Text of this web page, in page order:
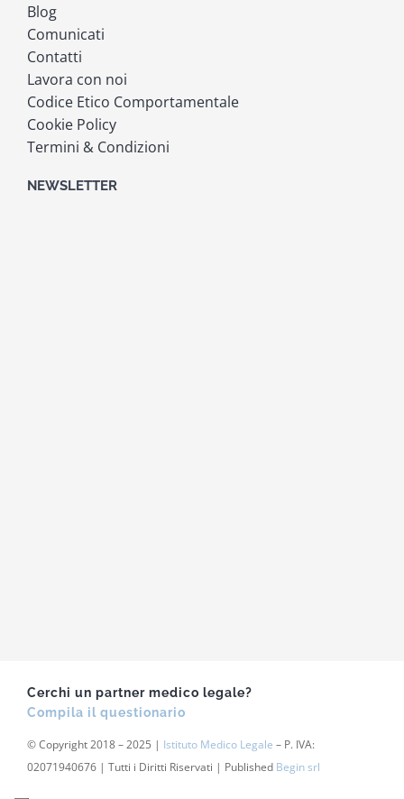
Blog
Comunicati
Contatti
Lavora con noi
Codice Etico Comportamentale
Cookie Policy
Termini & Condizioni
NEWSLETTER
Cerchi un partner medico legale?
Compila il questionario
© Copyright 2018 – 2025 | Istituto Medico Legale – P. IVA:
02071940676 | Tutti i Diritti Riservati | Published Begin srl